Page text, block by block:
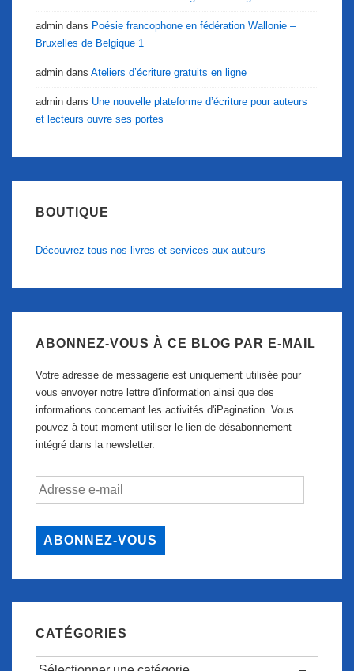
admin dans Poésie francophone en fédération Wallonie –
Bruxelles de Belgique 1
admin dans Ateliers d’écriture gratuits en ligne
admin dans Une nouvelle plateforme d’écriture pour auteurs
et lecteurs ouvre ses portes
BOUTIQUE
Découvrez tous nos livres et services aux auteurs
ABONNEZ-VOUS À CE BLOG PAR E-MAIL
Votre adresse de messagerie est uniquement utilisée pour
vous envoyer notre lettre d'information ainsi que des
informations concernant les activités d'iPagination. Vous
pouvez à tout moment utiliser le lien de désabonnement
intégré dans la newsletter.
Adresse
ABONNEZ-VOUS
CATÉGORIES
Catégories